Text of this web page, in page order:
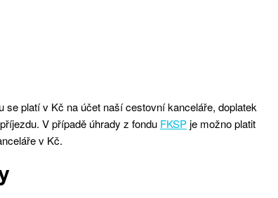
se platí v Kč na účet naší cestovní kanceláře, doplatek
V případě úhrady z fondu FKSPje možno platit
v Kč.